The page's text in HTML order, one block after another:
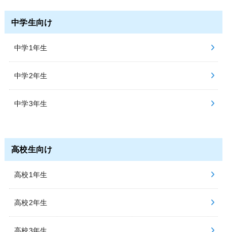
中学生向け
中学1年生
中学2年生
中学3年生
高校生向け
高校1年生
高校2年生